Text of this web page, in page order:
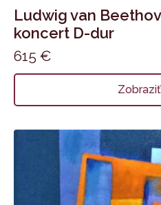
Ludwig van
koncert D-dur
615 €